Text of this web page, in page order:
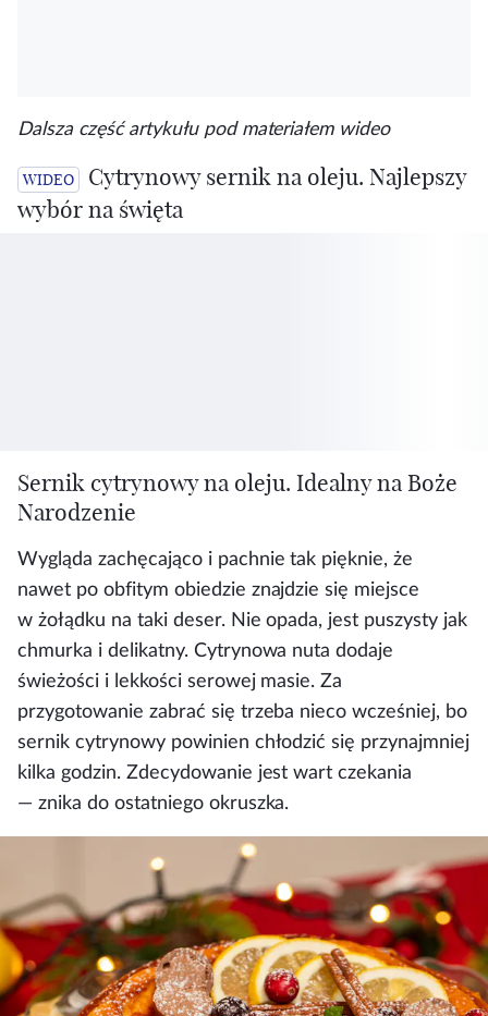
Dalsza część artykułu pod materiałem wideo
Cytrynowy sernik na oleju. Najlepszy
wybór na święta
Sernik cytrynowy na oleju. Idealny na Boże
Narodzenie
Wygląda zachęcająco i pachnie tak pięknie, że
nawet po obfitym obiedzie znajdzie się miejsce
w żołądku na taki deser. Nie opada, jest puszysty jak
chmurka i delikatny. Cytrynowa nuta dodaje
świeżości i lekkości serowej masie. Za
przygotowanie zabrać się trzeba nieco wcześniej, bo
sernik cytrynowy powinien chłodzić się przynajmniej
kilka godzin. Zdecydowanie jest wart czekania
— znika do ostatniego okruszka.